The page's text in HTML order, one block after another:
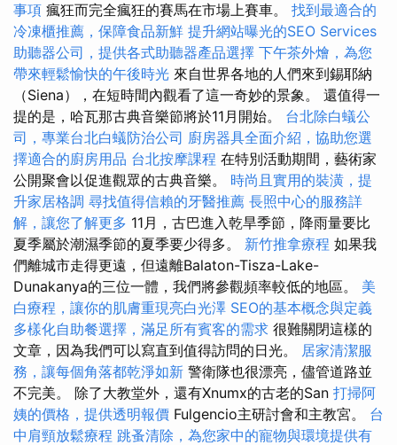
事項 瘋狂而完全瘋狂的賽馬在市場上賽車。 找到最適合的
冷凍櫃推薦，保障食品新鮮 提升網站曝光的SEO Services
助聽器公司，提供各式助聽器產品選擇 下午茶外燴，為您
帶來輕鬆愉快的午後時光 來自世界各地的人們來到錫耶納
（Siena），在短時間內觀看了這一奇妙的景象。 還值得一
提的是，哈瓦那古典音樂節將於11月開始。 台北除白蟻公
司，專業台北白蟻防治公司 廚房器具全面介紹，協助您選
擇適合的廚房用品 台北按摩課程 在特別活動期間，藝術家
公開聚會以促進觀眾的古典音樂。 時尚且實用的裝潢，提
升家居格調 尋找值得信賴的牙醫推薦 長照中心的服務詳
解，讓您了解更多 11月，古巴進入乾旱季節，降雨量要比
夏季屬於潮濕季節的夏季要少得多。 新竹推拿療程 如果我
們離城市走得更遠，但遠離Balaton-Tisza-Lake-
Dunakanya的三位一體，我們將參觀頻率較低的地區。 美
白療程，讓你的肌膚重現亮白光澤 SEO的基本概念與定義
多樣化自助餐選擇，滿足所有賓客的需求 很難關閉這樣的
文章，因為我們可以寫直到值得訪問的日光。 居家清潔服
務，讓每個角落都乾淨如新 警衛隊也很漂亮，儘管道路並
不完美。 除了大教堂外，還有Xnumx的古老的San 打掃阿
姨的價格，提供透明報價 Fulgencio主研討會和主教宮。 台
中肩頸放鬆療程 跳蚤清除，為您家中的寵物與環境提供有